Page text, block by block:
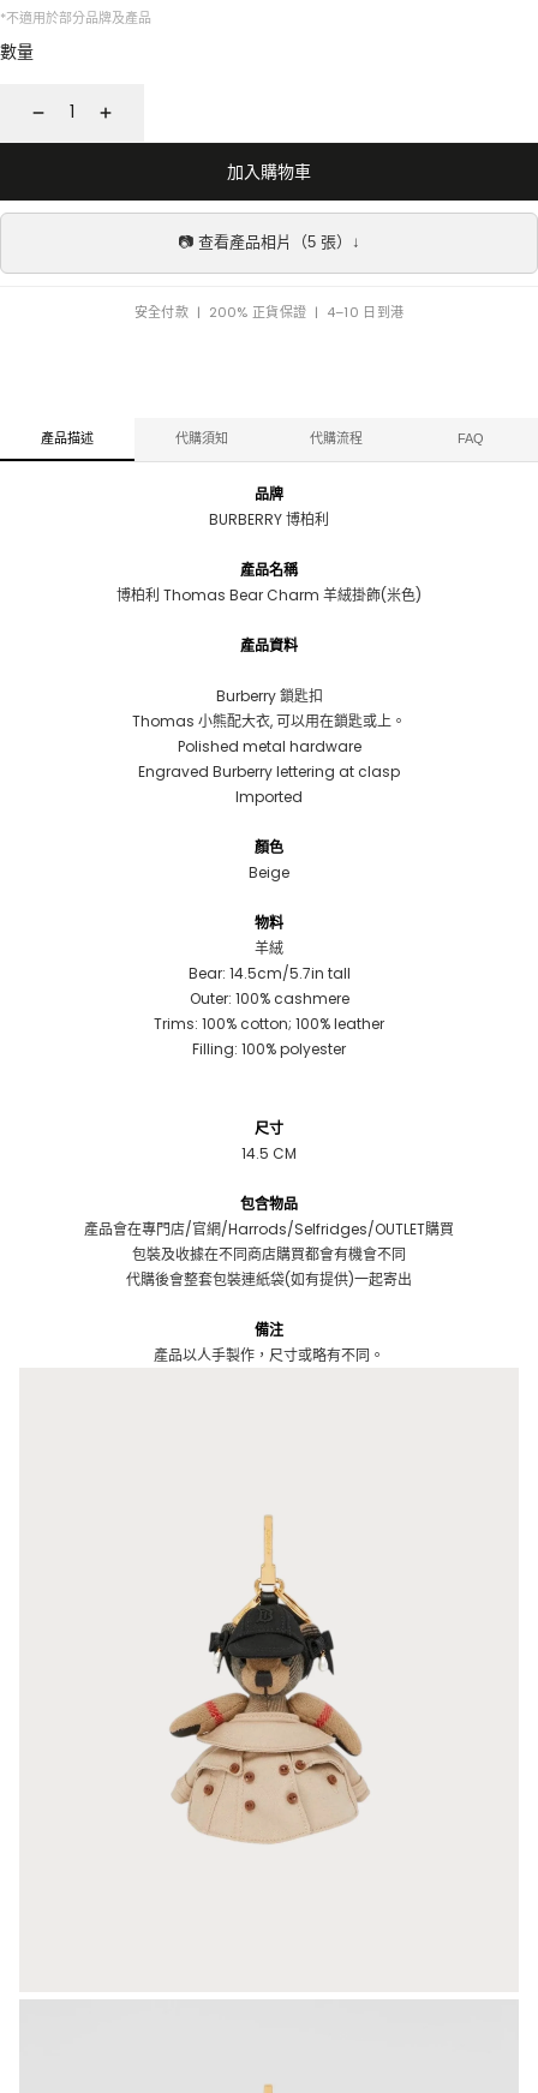
*不適用於部分品牌及產品
數量
少
增
加
加入購物車
📷 查看產品相片（5 張）↓
安全付款 | 200% 正貨保證 | 4–10 日到港
產品描述 代購須知 代購流程 FAQ
品牌
BURBERRY 博柏利
產品名稱
博柏利 Thomas Bear Charm 羊絨掛飾(米色)
產品資料
Burberry 鎖匙扣
Thomas 小熊配大衣, 可以用在鎖匙或上。
Polished metal hardware
Engraved Burberry lettering at clasp
Imported
顏色
Beige
物料
羊絨
Bear: 14.5cm/5.7in tall
Outer: 100% cashmere
Trims: 100% cotton; 100% leather
Filling: 100% polyester
尺寸
14.5 CM
包含物品
產品會在專門店/官網/Harrods/Selfridges/OUTLET購買
包裝及收據在不同商店購買都會有機會不同
代購後會整套包裝連紙袋(如有提供)一起寄出
備注
產品以人手製作，尺寸或略有不同。